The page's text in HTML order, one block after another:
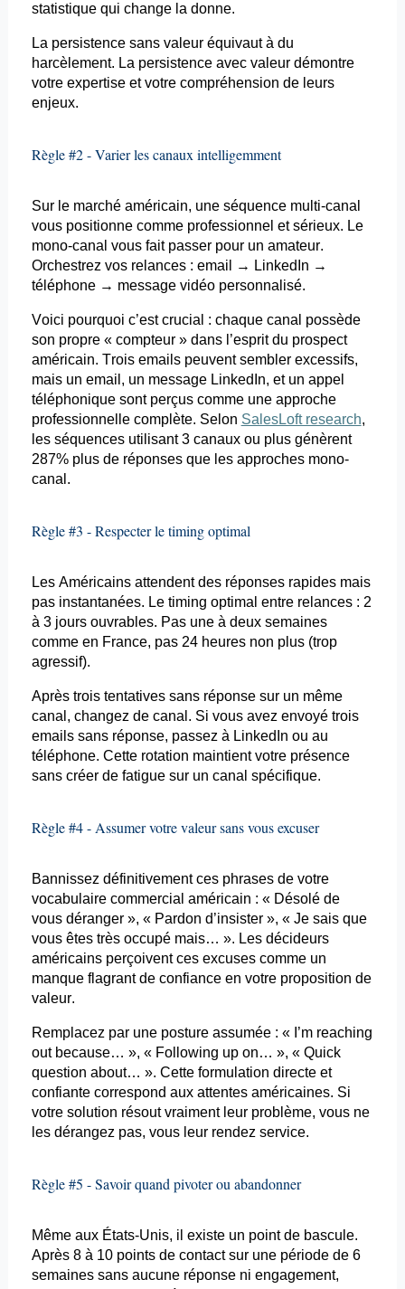
statistique qui change la donne.
La persistencesans valeur équivaut à du
harcèlement. La persistenceavec valeur démontre
votre expertise et votre compréhension de leurs
enjeux.
Règle #2 - Varier les canaux intelligemment
Sur le marché américain, une séquence multi-canal
vous positionne comme professionnel et sérieux. Le
mono-canal vous fait passer pour un amateur.
Orchestrez vos relances : email
→ LinkedIn →
téléphone → message vidéo personnalisé.
Voici pourquoi c’est crucial : chaque canal possède
son propre « compteur » dans l’esprit du prospect
américain. Trois emailspeuvent sembler excessifs,
mais un email , un message LinkedIn, et un appel
téléphonique sont perçus comme une approche
professionnelle complète. Selon SalesLoft research,
les séquences utilisant 3 canaux ou plus génèrent
287% plus de réponses que les approches mono-
canal .
Règle #3 - Respecter letimingoptimal
Les Américains attendent des réponses rapides mais
pas instantanées. Le timing optimal entre relances : 2
à 3 jours ouvrables. Pas une à deux semaines
comme en France, pas 24 heures non plus (trop
agressif).
Après trois tentatives sans réponse sur un même
canal, changez de canal. Si vous avez envoyé trois
emailssans réponse, passez à LinkedIn ou au
téléphone. Cette rotation maintient votre présence
sans créer de fatigue sur un canal spécifique.
Règle #4 - Assumer votre valeur sans vous excuser
Bannissez définitivement ces phrases de votre
vocabulaire commercial américain : « Désolé de
vous déranger », « Pardon d’insister », « Je sais que
vous êtes très occupé mais… ». Les décideurs
américains perçoivent ces excuses comme un
manque flagrant de confiance en votre proposition de
valeur.
Remplacez par une posture assumée : « I’m reaching
out because… », « Following up on… », « Quick
question about… ». Cette formulation directe et
confiante correspond aux attentes américaines. Si
votre solution résout vraiment leur problème, vous ne
les dérangez pas, vous leur rendez service.
Règle #5 - Savoir quand pivoter ou abandonner
Même aux États-Unis, il existe un point de bascule.
Après 8 à 10 points de contact sur une période de 6
semaines sans aucune réponse ni engagement,